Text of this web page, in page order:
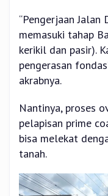
“Pengerjaan Jalan
memasuki tahap
kerikil dan pasir).
pengerasan
akrabnya.
Nantinya, proses
pelapisan prime
bisa melekat
tanah.